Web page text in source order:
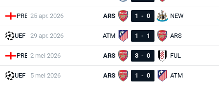
PRE 25 apr. 2026 ARS 1 - 0 NEW
UEF 29 apr. 2026 ATM 1 - 1 ARS
PRE 2 mei 2026 ARS 3 - 0 FUL
UEF 5 mei 2026 ARS 1 - 0 ATM